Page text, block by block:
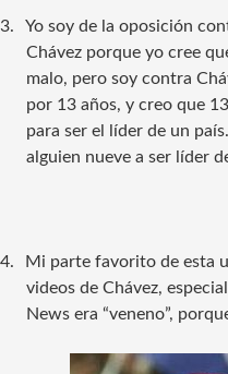
3.
Yo soy de la oposición
Chávez porque yo cree
malo, pero soy contra
por 13 años, y creo que
para ser el líder de un
alguien nueve a ser líder
4.
Mi parte favorito de esta
videos de Chávez,
News era “veneno”,